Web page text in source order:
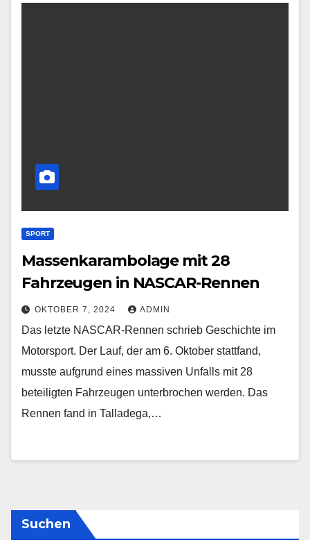
SPORT
Massenkarambolage mit 28
Fahrzeugen in NASCAR-Rennen
OKTOBER 7, 2024 ADMIN
Das letzte NASCAR-Rennen schrieb Geschichte im
Motorsport. Der Lauf, der am 6. Oktober stattfand,
musste aufgrund eines massiven Unfalls mit 28
beteiligten Fahrzeugen unterbrochen werden. Das
Rennen fand in Talladega,…
Suchen